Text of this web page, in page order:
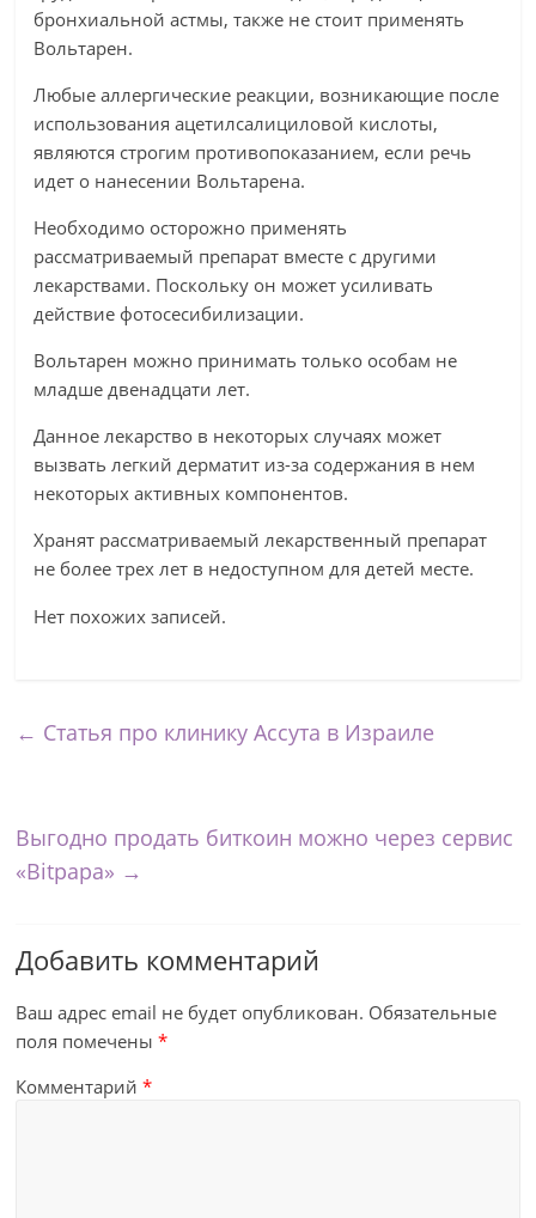
бронхиальной астмы, также не стоит применять
Вольтарен.
Любые аллергические реакции, возникающие после
использования ацетилсалициловой кислоты,
являются строгим противопоказанием, если речь
идет о нанесении Вольтарена.
Необходимо осторожно применять
рассматриваемый препарат вместе с другими
лекарствами. Поскольку он может усиливать
действие фотосесибилизации.
Вольтарен можно принимать только особам не
младше двенадцати лет.
Данное лекарство в некоторых случаях может
вызвать легкий дерматит из-за содержания в нем
некоторых активных компонентов.
Хранят рассматриваемый лекарственный препарат
не более трех лет в недоступном для детей месте.
Нет похожих записей.
← Статья про клинику Ассута в Израиле
Выгодно продать биткоин можно через сервис
«Bitpapa» →
Добавить комментарий
Ваш адрес email не будет опубликован. Обязательные
поля помечены*
Комментарий*